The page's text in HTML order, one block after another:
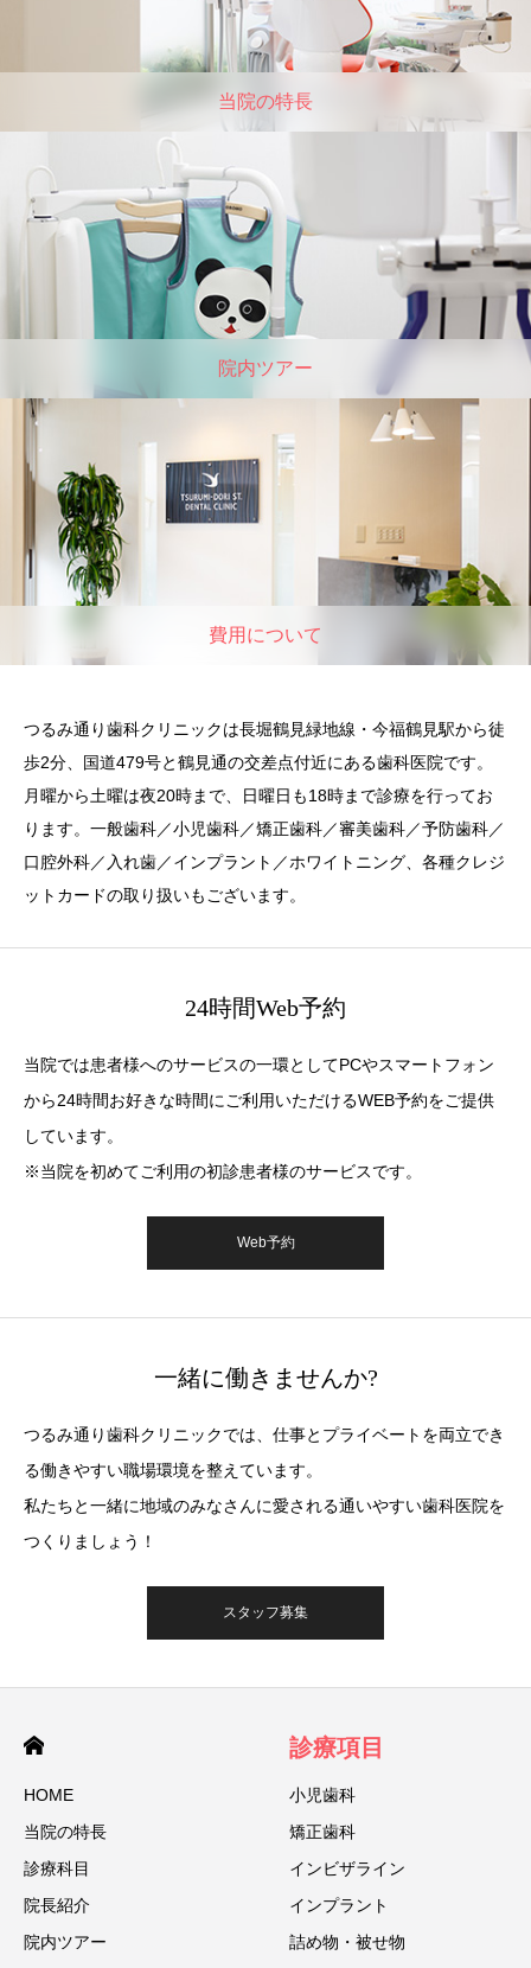
当院の特⻑
院内ツアー
費用について
つるみ通り歯科クリニックは長堀鶴見緑地線・今福鶴見駅から徒
歩2分、国道479号と鶴見通の交差点付近にある歯科医院です。
月曜から土曜は夜20時まで、日曜日も18時まで診療を行ってお
ります。一般歯科／小児歯科／矯正歯科／審美歯科／予防歯科／
口腔外科／入れ歯／インプラント／ホワイトニング、各種クレジ
ットカードの取り扱いもございます。
24時間Web予約
当院では患者様へのサービスの一環としてPCやスマートフォン
から24時間お好きな時間にご利用いただけるWEB予約をご提供
しています。
※当院を初めてご利用の初診患者様のサービスです。
Web予約
一緒に働きませんか?
つるみ通り⻭科クリニックでは、仕事とプライベートを両立でき
る働きやすい職場環境を整えています。
私たちと一緒に地域のみなさんに愛される通いやすい⻭科医院を
つくりましょう！
スタッフ募集
HOME
当院の特⻑
診療科目
院⻑紹介
院内ツアー
診療項目
小児歯科
矯正歯科
インビザライン
インプラント
詰め物・被せ物